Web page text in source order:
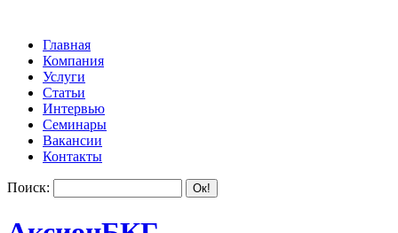
Главная
Компания
Услуги
Статьи
Интервью
Семинары
Вакансии
Контакты
Поиск: